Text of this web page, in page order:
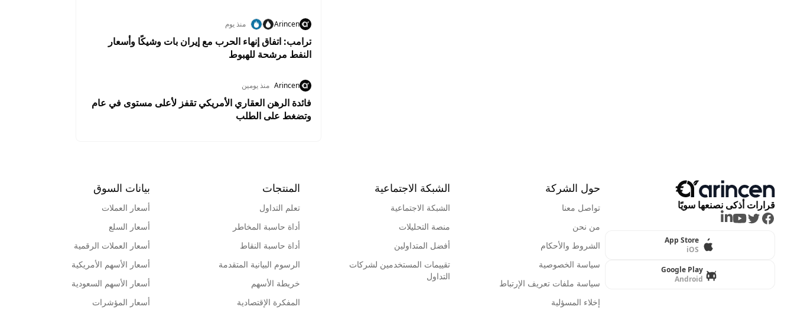
Arincen منذ يوم
ترامب: اتفاق إنهاء الحرب مع إيران بات وشيكًا وأسعار
النفط مرشحة للهبوط
Arincen منذ يومين
فائدة الرهن العقاري الأمريكي تقفز لأعلى مستوى في عام
وتضغط على الطلب
قرارات أذكى نصنعها سويًا
Facebook
Twitter
Youtube
LinkedIn
App Store
iOS
Google Play
Android
حول الشركة
تواصل معنا
من نحن
الشروط والأحكام
سياسة الخصوصية
سياسة ملفات تعريف الإرتباط
إخلاء المسؤلية
الشبكة الاجتماعية
الشبكة الاجتماعية
منصة التحليلات
أفضل المتداولين
تقييمات المستخدمين لشركات
التداول
المنتجات
تعلم التداول
أداة حاسبة المخاطر
أداة حاسبة النقاط
الرسوم البيانية المتقدمة
خريطة الأسهم
المفكرة الإقتصادية
بيانات السوق
أسعار العملات
أسعار السلع
أسعار العملات الرقمية
أسعار الأسهم الأمريكية
أسعار الأسهم السعودية
أسعار المؤشرات